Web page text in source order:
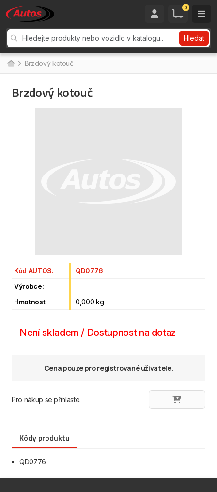
0
Hledat
Brzdový kotouč
Brzdový kotouč
Kód AUTOS:
QD0776
Výrobce:
Hmotnost:
0,000 kg
Není skladem / Dostupnost na dotaz
Cena pouze pro registrované uživatele.
Pro nákup se přihlaste.
Kódy produktu
QD0776